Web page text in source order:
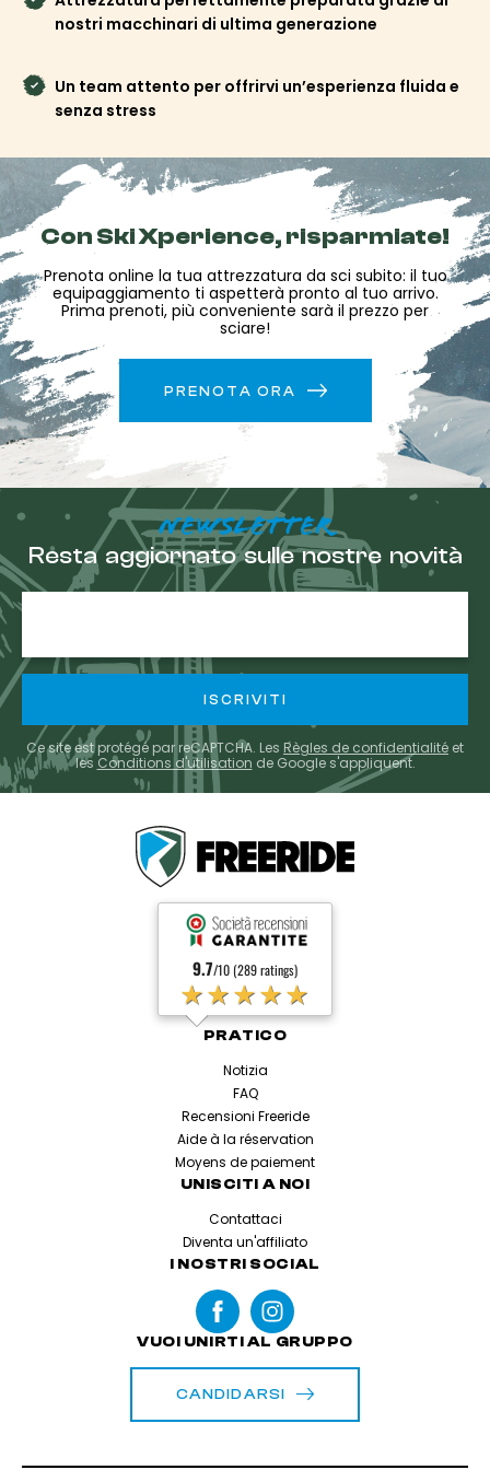
delle nostre offerte speciali e trovala pronta al tuo
arrivo in negozio. Risparmi tempo, beneficia di
nostri macchinari di ultima generazione
Un team attento per offrirvi un’esperienza fluida e
senza stress
Con Ski Xperience, risparmiate!
Prenota online la tua attrezzatura da sci subito: il tuo
equipaggiamento ti aspetterà pronto al tuo arrivo.
Prima prenoti, più conveniente sarà il prezzo per
sciare!
PRENOTA ORA
NEWSLETTER
Resta aggiornato sulle nostre novità
Ce site est protégé par reCAPTCHA. Les Règles de confidentialité et
les Conditions d'utilisation de Google s'appliquent.
9.7/10 (289 ratings)
★★★★★
PRATICO
Notizia
FAQ
Recensioni Freeride
Aide à la réservation
Moyens de paiement
UNISCITI A NOI
Contattaci
Diventa un'affiliato
I NOSTRI SOCIAL
VUOI UNIRTI AL GRUPPO
CANDIDARSI